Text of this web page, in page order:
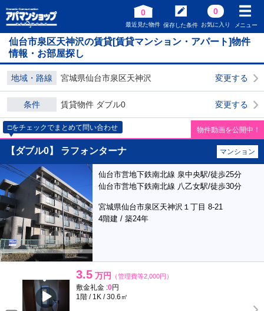
0
最近見た物件 保存した条件
0
お気に入り メニュー
仙台市泉区天神沢の賃貸[賃貸マンション・アパート]物件
情報・お部屋探し
地域・路線 宮城県仙台市泉区天神沢 変更する
条件 賃貸物件 ダブル0 変更する
□をチェックでまとめて問い合わせ 物件動画を公開中！
【ダブル0】 ラフォンターナ マンション
仙台市営地下鉄南北線 泉中央駅/徒歩25分
仙台市営地下鉄南北線 八乙女駅/徒歩30分
宮城県仙台市泉区天神沢１丁目 8-21
4階建 / 築24年
3.5 万円 （管理費等2,000円）
敷金礼金 :0円
1階 / 1K / 30.6㎡